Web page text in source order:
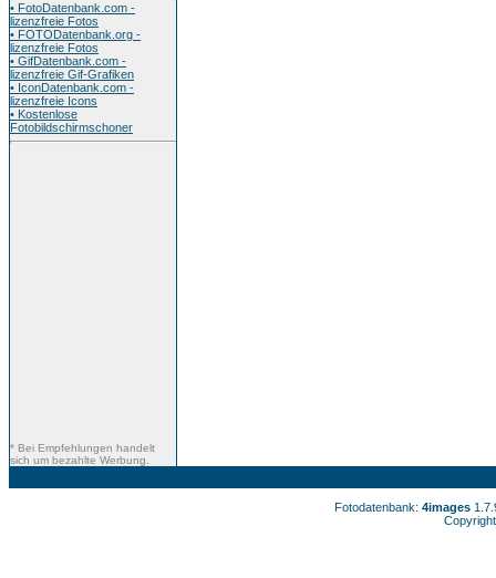
• FotoDatenbank.com -
lizenzfreie Fotos
• FOTODatenbank.org -
lizenzfreie Fotos
• GifDatenbank.com -
lizenzfreie Gif-Grafiken
• IconDatenbank.com -
lizenzfreie Icons
• Kostenlose
Fotobildschirmschoner
* Bei Empfehlungen handelt
sich um bezahlte Werbung.
Fotodatenbank: 4images